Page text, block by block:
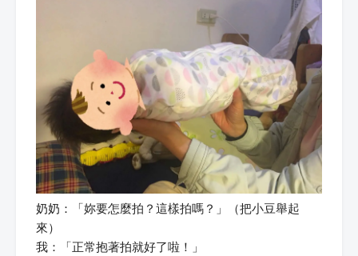
奶奶：「妳要怎麼拍？這樣拍嗎？」（把小豆舉起
來）
我：「正常抱著拍就好了啦！」